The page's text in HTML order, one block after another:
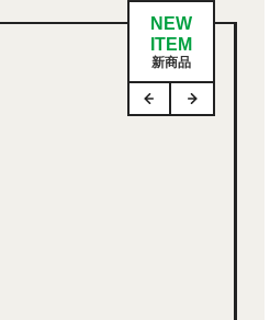
NEW
ITEM
新商品